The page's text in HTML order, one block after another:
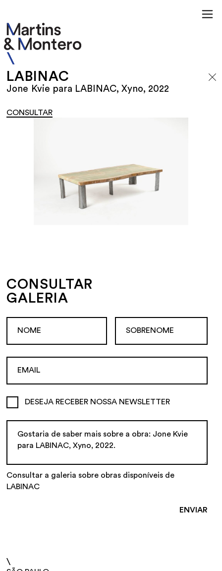
LABINAC
Jone Kvie para LABINAC, Xyno, 2022
CONSULTAR
CONSULTAR
GALERIA
DESEJA RECEBER NOSSA NEWSLETTER
Consultar a galeria sobre obras disponíveis de
LABINAC
\